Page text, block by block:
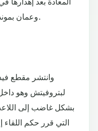
وعمان بمونديال العرب في قطر مساء الثلاثاء.
وانتشر مقطع
لبتروفيتش وهو
بشكل غاضب إلى
التي قرر حكم